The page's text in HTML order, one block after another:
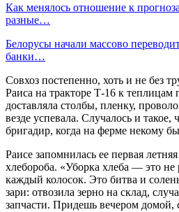
Как менялось отношение к
разные…
Белорусы начали массово
банки…
Совхоз постепенно, хоть и не без
Раиса на тракторе Т-16 к теплицам
доставляла столбы, пленку,
везде успевала. Случалось и
бригадир, когда на ферме некому
Раисе запомнилась ее первая
хлебороба. «Уборка хлеба — это не
каждый колосок. Это битва и
зари: отвозила зерно на склад,
запчасти. Придешь вечером домой,